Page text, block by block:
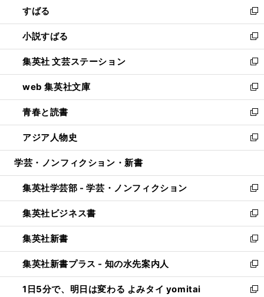
く
で
開
く
ド
ウ
で
開
く
すばる
新
し
い
ウ
ィ
ン
ド
ウ
で
開
く
小説すばる
新
し
い
ウ
ィ
ン
ド
ウ
で
開
集英社 文芸ステーション
新
し
い
ウ
ィ
ン
ド
ウ
開
く
web 集英社文庫
新
し
い
ウ
ィ
ン
ウ
で
開
く
青春と読書
新
し
い
ウ
ン
ド
ウ
で
開
く
アジア人物史
新
し
ウ
ィ
ン
ド
ウ
で
開
く
学芸・ノンフィクション・新書
集英社学芸部 - 学芸・ノンフィクション
新
し
い
ウ
ィ
ン
ド
ウ
で
集英社ビジネス書
新
し
い
ウ
ィ
ン
ド
集英社新書
新
し
い
ウ
ィ
集英社新書プラス - 知の水先案内人
新
し
い
1日5分で、明日は変わる よみタイ yomitai
新